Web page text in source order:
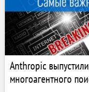
Anthropic
многоагентного